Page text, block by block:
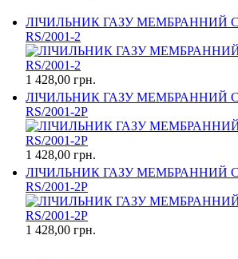
ЛІЧИЛЬНИК ГАЗУ МЕМБРАННИЙ
RS/2001-2
1 428,00 грн.
ЛІЧИЛЬНИК ГАЗУ МЕМБРАННИЙ
RS/2001-2P
1 428,00 грн.
ЛІЧИЛЬНИК ГАЗУ МЕМБРАННИЙ
RS/2001-2P
1 428,00 грн.